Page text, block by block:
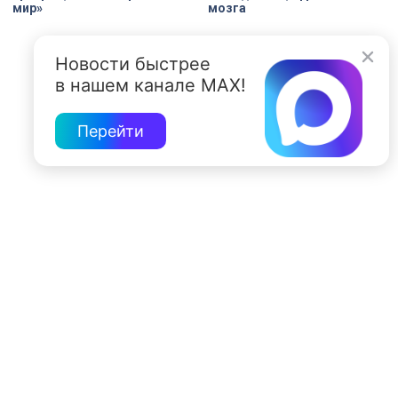
мир»
мозга
Новости быстрее
в нашем канале MAX!
Перейти